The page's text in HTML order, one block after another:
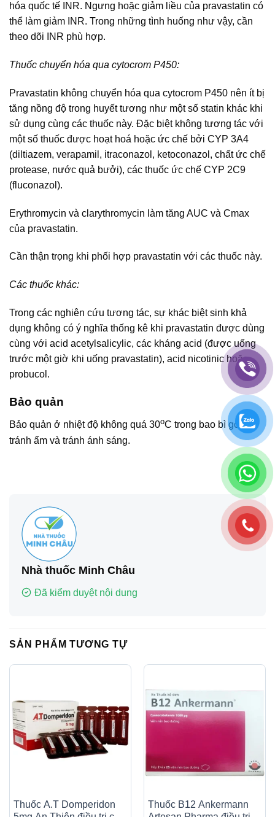
hóa quốc tế INR. Ngưng hoặc giảm liều của pravastatin có
thể làm giảm INR. Trong những tình huống như vậy, cần
theo dõi INR phù hợp.
Thuốc chuyển hóa qua cytocrom P450:
Pravastatin không chuyển hóa qua cytocrom P450 nên ít bị
tăng nồng độ trong huyết tương như một số statin khác khi
sử dụng cùng các thuốc này. Đặc biệt không tương tác với
một số thuốc được hoạt hoá hoặc ức chế bởi CYP 3A4
(diltiazem, verapamil, itraconazol, ketoconazol, chất ức chế
protease, nước quả bưởi), các thuốc ức chế CYP 2C9
(fluconazol).
Erythromycin và clarythromycin làm tăng AUC và Cmax
của pravastatin.
Cần thận trọng khi phối hợp pravastatin với các thuốc này.
Các thuốc khác:
Trong các nghiên cứu tương tác, sự khác biệt sinh khả
dụng không có ý nghĩa thống kê khi pravastatin được dùng
cùng với acid acetylsalicylic, các kháng acid (được uống
trước một giờ khi uống pravastatin), acid nicotinic hoặc
probucol.
Bảo quản
Bảo quản ở nhiệt độ không quá 30oC trong bao bì gốc,
tránh ẩm và tránh ánh sáng.
Nhà thuốc Minh Châu
Đã kiểm duyệt nội dung
SẢN PHẨM TƯƠNG TỰ
Thuốc A.T Domperidon
Thuốc B12 Ankermann